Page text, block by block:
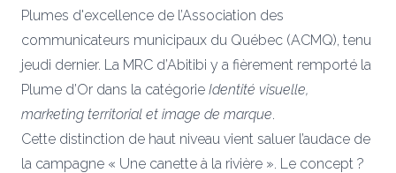
Plumes d'excellence de l’Association des
communicateurs municipaux du Québec (ACMQ), tenu
jeudi dernier. La MRC d’Abitibi y a fièrement remporté la
Plume d’Or dans la catégorie Identité visuelle,
marketing territorial et image de marque.
Cette distinction de haut niveau vient saluer l’audace de
la campagne « Une canette à la rivière ». Le concept ?